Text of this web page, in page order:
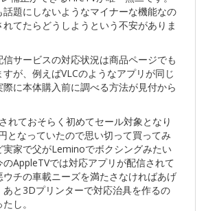
話題にしないようなマイナーな機能なの
てたらどうしようという不安がありま
信サービスの対応状況は商品ページでも
が、例えばVLCのようなアプリが同じ
に本体購入前に調べる方法が見付から
れておそらく初めてセール対象となり
となっていたので思い切って買ってみ
実家で父がLeminoでボクシングみたい
のAppleTVでは対応アプリが配信されて
ウチの車載ニーズを満たさなければあげ
と3Dプリンターで対応治具を作るの
し。